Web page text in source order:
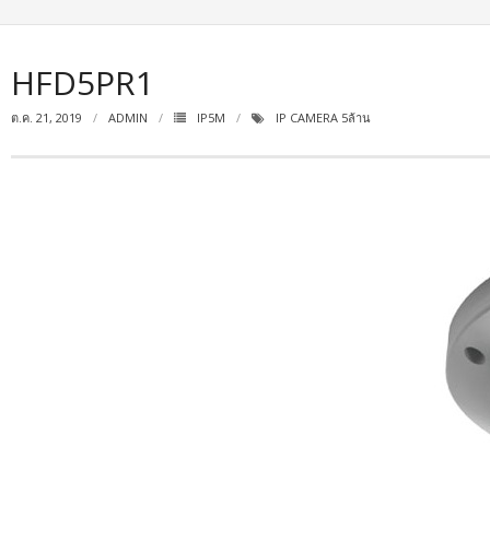
HFD5PR1
ต.ค. 21, 2019 ADMIN IP5M IP CAMERA 5ล้าน